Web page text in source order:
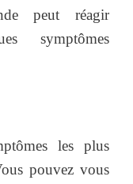
peut réagir
symptômes
les plus
pouvez vous